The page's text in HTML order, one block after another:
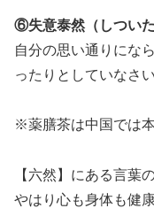
⑥失意泰然（しついた
自分の思い通りにな
ったりとしていなさい
※薬膳茶は中国では
【六然】にある言葉
やはり心も身体も健